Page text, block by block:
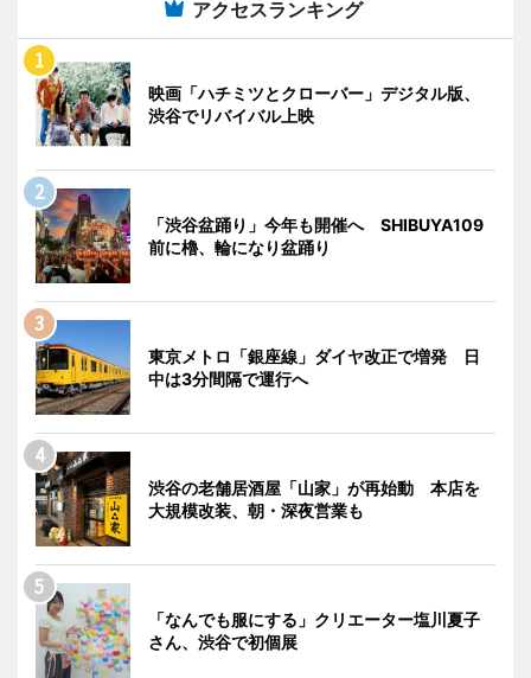
アクセスランキング
映画「ハチミツとクローバー」デジタル版、
渋谷でリバイバル上映
「渋谷盆踊り」今年も開催へ SHIBUYA109
前に櫓、輪になり盆踊り
東京メトロ「銀座線」ダイヤ改正で増発 日
中は3分間隔で運行へ
渋谷の老舗居酒屋「山家」が再始動 本店を
大規模改装、朝・深夜営業も
「なんでも服にする」クリエーター塩川夏子
さん、渋谷で初個展